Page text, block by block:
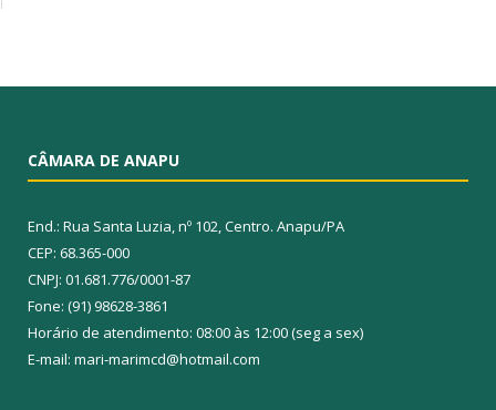
CÂMARA DE ANAPU
End.: Rua Santa Luzia, nº 102, Centro. Anapu/PA
CEP: 68.365-000
CNPJ: 01.681.776/0001-87
Fone: (91) 98628-3861
Horário de atendimento: 08:00 às 12:00 (seg a sex)
E-mail: mari-marimcd@hotmail.com